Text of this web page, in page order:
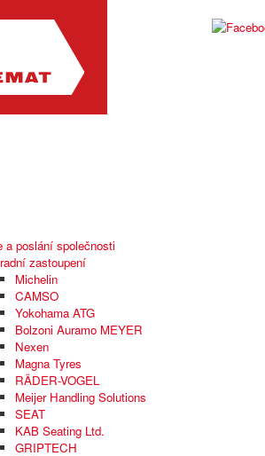
a poslání společnosti
zastoupení
Michelin
CAMSO
Yokohama ATG
Bolzoni Auramo MEYER
Nexen
Magna Tyres
RÄDER-VOGEL
Meijer Handling Solutions
SEAT
KAB Seating Ltd.
GRIPTECH